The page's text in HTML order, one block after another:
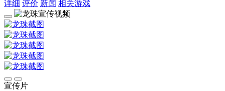
详细 评价 新闻 相关游戏
宣传片